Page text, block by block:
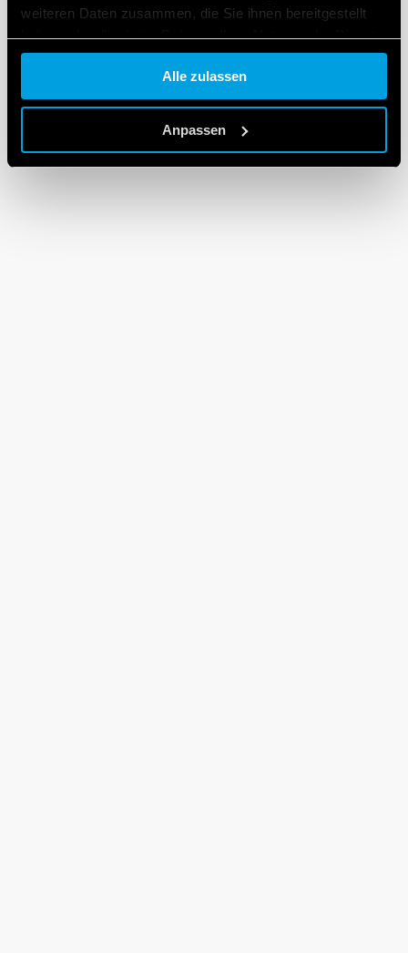
weiteren Daten zusammen, die Sie ihnen bereitgestellt
haben oder die sie im Rahmen Ihrer Nutzung der Dienste
gesammelt haben.
Cookie policy.
Alle zulassen
Anpassen